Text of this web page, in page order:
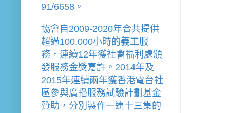
91/6658。
協會 自2009-2020年合共提供
超過100,000小時的義工服
務，連續12年獲社會福利處頒
發服務金獎嘉許。 2014年及
2015年連續兩年獲香港電台社
區參與廣播服務試驗計劃基金
贊助，分別製作一連十三集的